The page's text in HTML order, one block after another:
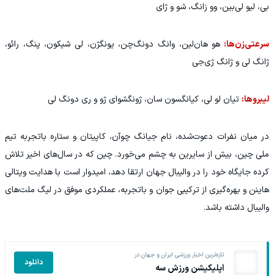
بی، لیو لی‌بین، وو زانگ، شو و ژای
سرعتی‌زن‌ها: هو هان‌لین، وانگ دونگ‌چن، یونگژن، لی شیکون، پنگ، رائو،
ژانگ لی و ژانگ ژی‌جی
لیبروها: تیان لو لی، کیانگسون سان، ژونگشوای ژو و ری دونگ لی
در میان نفرات دعوت‌شده، نام جیانگ چوآن، کاپیتان و ستاره باتجربه تیم
ملی چین، بیش از سایرین به چشم می‌خورد. چین که در سال‌های اخیر تلاش
کرده جایگاه خود را در والیبال جهان ارتقا دهد، امیدوار است با هدایت ویتالی
هاینن و بهره‌گیری از ترکیبی جوان و باتجربه، عملکردی موفق در لیگ ملت‌های
والیبال داشته باشد.
تازه‌ترین اخبار ورزشی ایران و جهان در
اپلیکیشن ورزش سه دانلود